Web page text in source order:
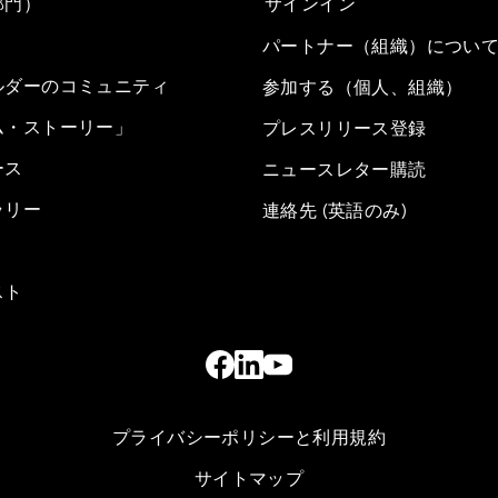
ーのコミュニティ
ストーリー」
リー
パートナー（組織）につい
参加する（個人、組織）
プレスリリース登録
ニュースレター購読
連絡先 (英語のみ)
プライバシーポリシーと利用規約
サイトマップ